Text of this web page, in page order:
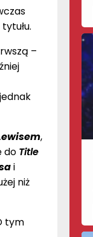
–
,
do Title
i
niż
tym